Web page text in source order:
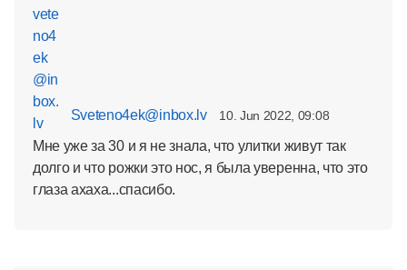
Sveteno4ek@inbox.lv 10. Jun 2022, 09:08
Мне уже за 30 и я не знала, что улитки живут так
долго и что рожки это нос, я была уверенна, что это
глаза ахаха...спасибо.